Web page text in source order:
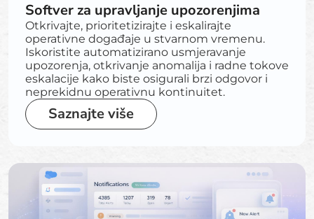
Softver za upravljanje upozorenjima
Otkrivajte, prioritetizirajte i eskalirajte
operativne događaje u stvarnom vremenu.
Iskoristite automatizirano usmjeravanje
upozorenja, otkrivanje anomalija i radne tokove
eskalacije kako biste osigurali brzi odgovor i
neprekidnu operativnu kontinuitet.
Saznajte više